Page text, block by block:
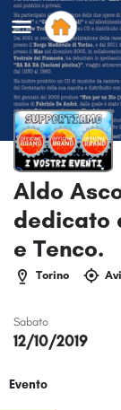
Aldo
dedicato
e Tenco.
Torino
Sabato
12/10/2019
Evento